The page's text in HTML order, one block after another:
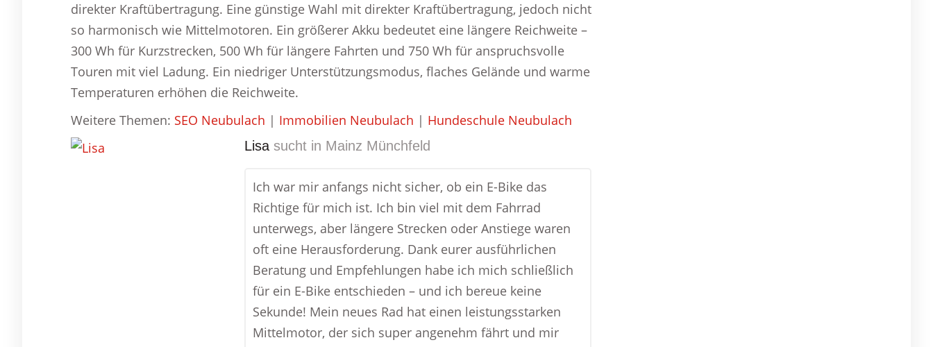
direkter Kraftübertragung. Eine günstige Wahl mit direkter Kraftübertragung, jedoch nicht
so harmonisch wie Mittelmotoren. Ein größerer Akku bedeutet eine längere Reichweite –
300 Wh für Kurzstrecken, 500 Wh für längere Fahrten und 750 Wh für anspruchsvolle
Touren mit viel Ladung. Ein niedriger Unterstützungsmodus, flaches Gelände und warme
Temperaturen erhöhen die Reichweite.
Weitere Themen: SEO Neubulach | Immobilien Neubulach | Hundeschule Neubulach
Lisa sucht in Mainz Münchfeld
Ich war mir anfangs nicht sicher, ob ein E-Bike das
Richtige für mich ist. Ich bin viel mit dem Fahrrad
unterwegs, aber längere Strecken oder Anstiege waren
oft eine Herausforderung. Dank eurer ausführlichen
Beratung und Empfehlungen habe ich mich schließlich
für ein E-Bike entschieden – und ich bereue keine
Sekunde! Mein neues Rad hat einen leistungsstarken
Mittelmotor, der sich super angenehm fährt und mir